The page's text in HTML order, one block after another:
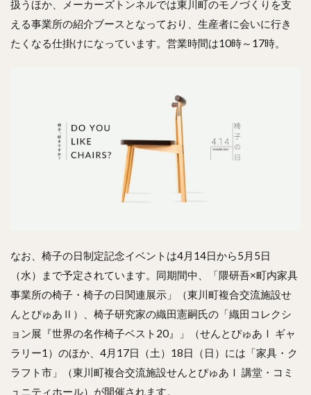
扱うほか、メーカーズトンネルでは東川町のモノづくりを支
える事業所の紹介ブースとなっており、生産者に会いに行き
たくなる仕掛けになっています。営業時間は10時～17時。
なお、椅子の日制定記念イベントは4月14日から5月5日
（水）まで予定されています。同期間中、「隈研吾×町内家具
事業所の椅子・椅子の日関連展示」（東川町複合交流施設せ
んとぴゅあⅡ）、椅子研究家の織田憲嗣氏の「織田コレクシ
ョン展『世界の名作椅子ベスト20』」（せんとぴゅあⅠ ギャ
ラリー1）のほか、4月17日（土）18日（日）には「家具・ク
ラフト市」（東川町複合交流施設せんとぴゅあⅠ 講堂・コミ
ュニティホール）が開催されます。